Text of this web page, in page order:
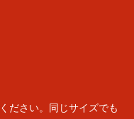
ださい。同じサイズでも